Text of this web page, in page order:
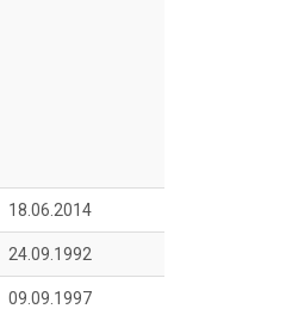
18.06.2014
24.09.1992
09.09.1997